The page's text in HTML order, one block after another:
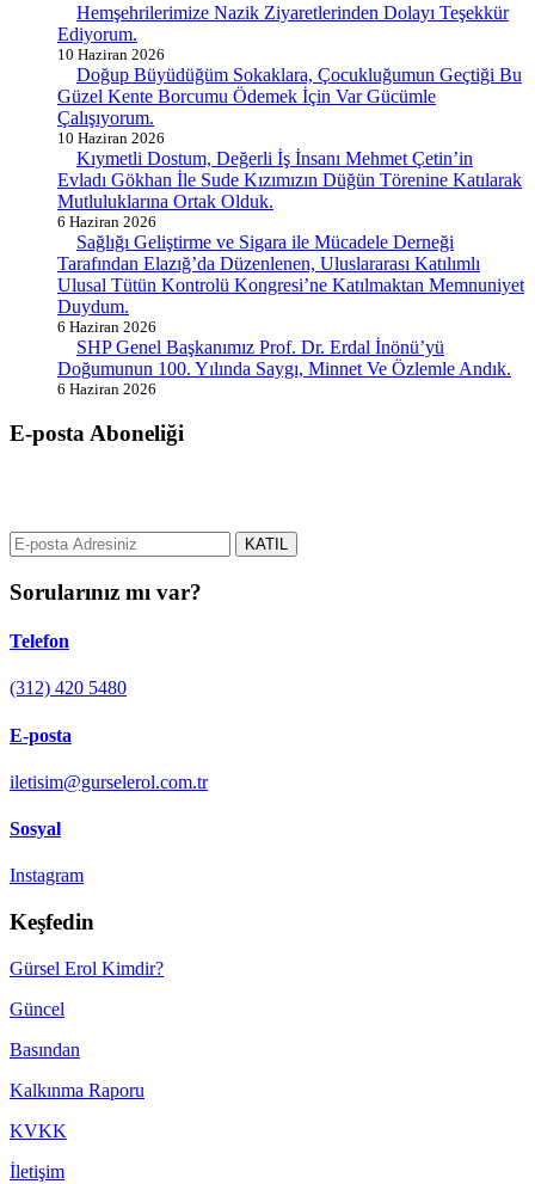
Hemşehrilerimize Nazik Ziyaretlerinden Dolayı Teşekkür
Ediyorum.
10 Haziran 2026
Doğup Büyüdüğüm Sokaklara, Çocukluğumun Geçtiği Bu
Güzel Kente Borcumu Ödemek İçin Var Gücümle
Çalışıyorum.
10 Haziran 2026
Kıymetli Dostum, Değerli İş İnsanı Mehmet Çetin’in
Evladı Gökhan İle Sude Kızımızın Düğün Törenine Katılarak
Mutluluklarına Ortak Olduk.
6 Haziran 2026
Sağlığı Geliştirme ve Sigara ile Mücadele Derneği
Tarafından Elazığ’da Düzenlenen, Uluslararası Katılımlı
Ulusal Tütün Kontrolü Kongresi’ne Katılmaktan Memnuniyet
Duydum.
6 Haziran 2026
SHP Genel Başkanımız Prof. Dr. Erdal İnönü’yü
Doğumunun 100. Yılında Saygı, Minnet Ve Özlemle Andık.
6 Haziran 2026
E-posta Aboneliği
KATIL
Sorularınız mı var?
Telefon
(312) 420 5480
E-posta
iletisim@gurselerol.com.tr
Sosyal
Instagram
Keşfedin
Gürsel Erol Kimdir?
Güncel
Basından
Kalkınma Raporu
KVKK
İletişim